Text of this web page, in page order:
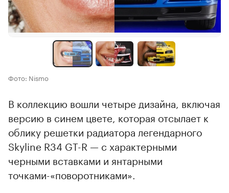
Фото: Nismo
В коллекцию вошли четыре дизайна, включая
версию в синем цвете, которая отсылает к
облику решетки радиатора легендарного
Skyline R34 GT-R — с характерными
черными вставками и янтарными
точками-«поворотниками».